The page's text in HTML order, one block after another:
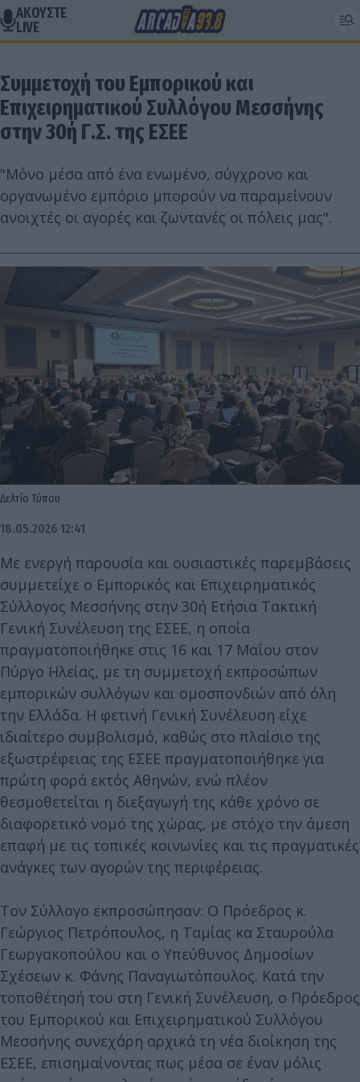
ΑΚΟΥΣΤΕ
LIVE
Συμμετοχή του Εμπορικού και
Επιχειρηματικού Συλλόγου Μεσσήνης
στην 30ή Γ.Σ. της ΕΣΕΕ
"Μόνο μέσα από ένα ενωμένο, σύγχρονο και
οργανωμένο εμπόριο μπορούν να παραμείνουν
ανοιχτές οι αγορές και ζωντανές οι πόλεις μας".
Δελτίο Τύπου
18.05.2026 12:41
Με ενεργή παρουσία και ουσιαστικές παρεμβάσεις
συμμετείχε ο Εμπορικός και Επιχειρηματικός
Σύλλογος Μεσσήνης στην 30ή Ετήσια Τακτική
Γενική Συνέλευση της ΕΣΕΕ, η οποία
πραγματοποιήθηκε στις 16 και 17 Μαΐου στον
Πύργο Ηλείας, με τη συμμετοχή εκπροσώπων
εμπορικών συλλόγων και ομοσπονδιών από όλη
την Ελλάδα. Η φετινή Γενική Συνέλευση είχε
ιδιαίτερο συμβολισμό, καθώς στο πλαίσιο της
εξωστρέφειας της ΕΣΕΕ πραγματοποιήθηκε για
πρώτη φορά εκτός Αθηνών, ενώ πλέον
θεσμοθετείται η διεξαγωγή της κάθε χρόνο σε
διαφορετικό νομό της χώρας, με στόχο την άμεση
επαφή με τις τοπικές κοινωνίες και τις πραγματικές
ανάγκες των αγορών της περιφέρειας.
Τον Σύλλογο εκπροσώπησαν: Ο Πρόεδρος κ.
Γεώργιος Πετρόπουλος, η Ταμίας κα Σταυρούλα
Γεωργακοπούλου και ο Υπεύθυνος Δημοσίων
Σχέσεων κ. Φάνης Παναγιωτόπουλος. Κατά την
τοποθέτησή του στη Γενική Συνέλευση, ο Πρόεδρος
του Εμπορικού και Επιχειρηματικού Συλλόγου
Μεσσήνης συνεχάρη αρχικά τη νέα διοίκηση της
ΕΣΕΕ, επισημαίνοντας πως μέσα σε έναν μόλις